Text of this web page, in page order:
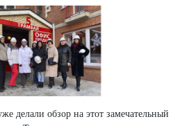
делали обзор на этот замечательный